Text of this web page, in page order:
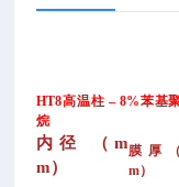
HT8高温柱 – 8%苯基
烷
内径 （m
m）
膜厚
m）